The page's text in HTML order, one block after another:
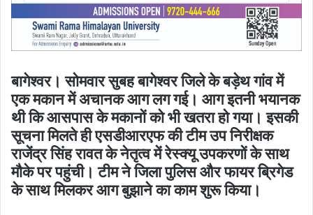
बागेश्वर। सोमवार सुबह बागेश्वर जिले के बड़ेथ गांव में
एक मकान में अचानक आग लग गई। आग इतनी भयानक
थी कि आसपास के मकानों को भी खतरा हो गया। इसकी
सूचना मिलते ही एसडीआरएफ की टीम उप निरीक्षक
राजेंद्र सिंह रावत के नेतृत्व में रेस्क्यू उपकरणों के साथ
मौके पर पहुंची। टीम ने जिला पुलिस और फायर ब्रिगेड
के साथ मिलकर आग बुझाने का काम शुरू किया।